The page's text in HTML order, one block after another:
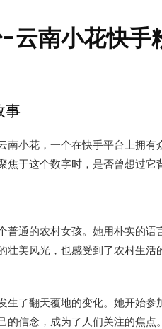
云南小花快手
事
小花，一个在快手平台上拥有
于这个数字时，是否曾想过它
通的农村女孩。她用朴实的语
美风光，也感受到了农村生活
了翻天覆地的变化。她开始参
信念，成为了人们关注的焦点。